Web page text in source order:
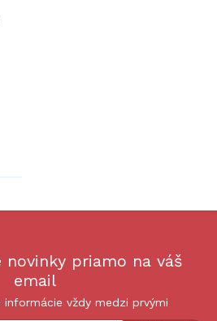
novinky priamo na váš
email
informácie vždy medzi prvými